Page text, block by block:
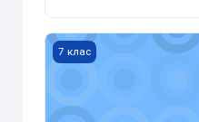
Українська мова (7 кл.)
7 клас